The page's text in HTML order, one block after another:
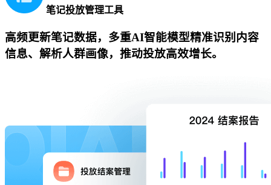
笔记投放管理工具
高频更新笔记数据，多重AI智能模型精准识别内容
信息、解析人群画像，推动投放高效增长。